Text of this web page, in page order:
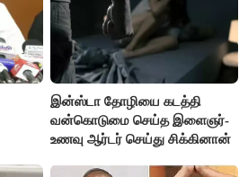
இன்ஸ்டா தோழியை கடத்தி
வன்கொடுமை செய்த இளைஞர்-
உணவு ஆர்டர் செய்து சிக்கினான்